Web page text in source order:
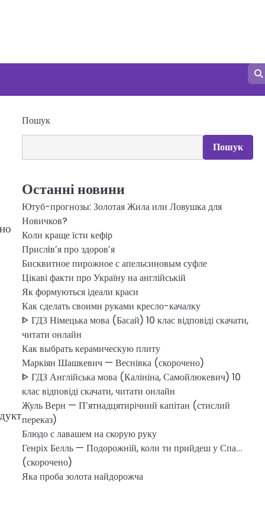
Пошук
Пошук
Останні новини
Ютуб-прогнозы: Золотая Жила или Ловушка для
Новичков?
Коли краще їсти кефір
Прислiв’я про здоров’я
Бисквитное пирожное с апельсиновым суфле
Цікаві факти про Україну на англійській
Як формуються ідеали краси
Как сделать своими руками кресло-качалку
ᐈ ГДЗ Німецька мова (Басай) 10 клас відповіді скачати,
читати онлайн
Как выбрать керамическую плиту
Маркіян Шашкевич — Веснівка (скорочено)
ᐈ ГДЗ Англійська мова (Калініна, Самойлюкевич) 10
клас відповіді скачати, читати онлайн
Жуль Верн — П’ятнадцятирічний капітан (стислий
переказ)
Блюдо с лавашем на скорую руку
Генріх Белль — Подорожній, коли ти прийдеш у Спа…
(скорочено)
Яка проба золота найдорожча